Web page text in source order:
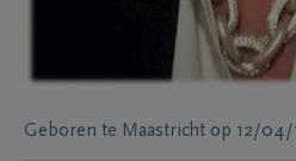
Geboren te Maastricht op 12/04/